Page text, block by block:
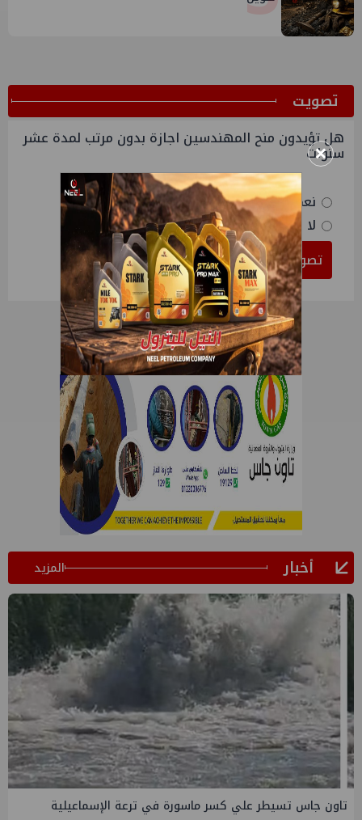
ﺗﺼﻮﻳﺖ
هل تؤيدون منح المهندسين اجازة بدون مرتب لمدة عشر
سنوات
نعم
لا
تصويت
النتائج
أخبار المزيد
تاون جاس تسيطر علي كسر ماسورة في ترعة الإسماعيلية
×